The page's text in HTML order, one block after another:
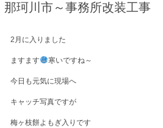
那珂川市～事務所改装工事
2月に入りました
ますます 寒いですね～
今日も元気に現場へ
キャッチ写真ですが
梅ヶ枝餅よもぎ入りです